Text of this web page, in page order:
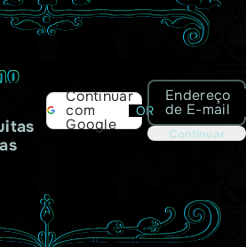
Continuar
com
Google
OR
Endereço
de E-mail
Continuar